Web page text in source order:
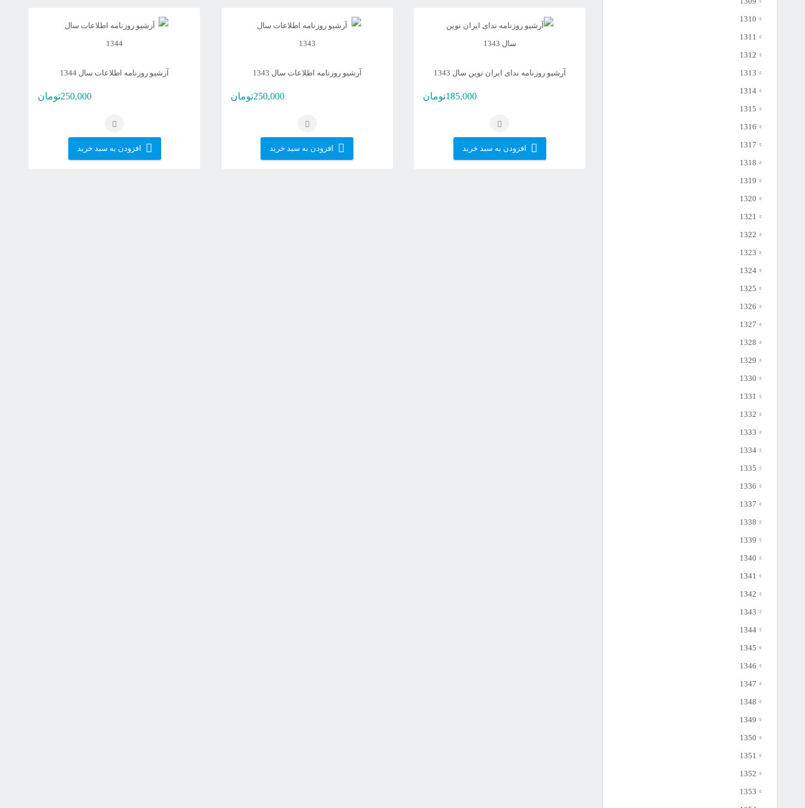
آرشیو روزنامه ندای ایران نوین سال 1343
185,000تومان
افزودن به سبد خرید
آرشیو روزنامه اطلاعات سال 1343
250,000تومان
افزودن به سبد خرید
آرشیو روزنامه اطلاعات سال 1344
250,000تومان
افزودن به سبد خرید
1310
1311
1312
1313
1314
1315
1316
1317
1318
1319
1320
1321
1322
1323
1324
1325
1326
1327
1328
1329
1330
1331
1332
1333
1334
1335
1336
1337
1338
1339
1340
1341
1342
1343
1344
1345
1346
1347
1348
1349
1350
1351
1352
1353